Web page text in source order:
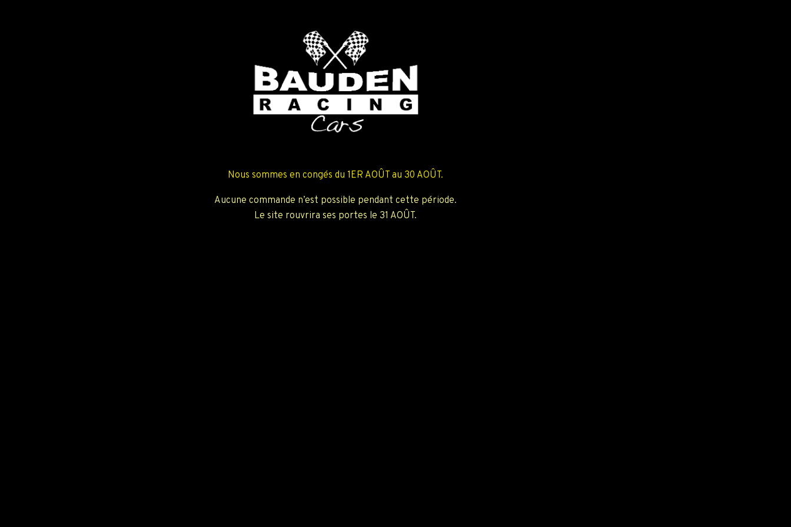
Nous sommes en congés du 1ER AOÛT au 30 AOÛT.
Aucune commande n’est possible pendant cette période.
Le site rouvrira ses portes le 31 AOÛT.